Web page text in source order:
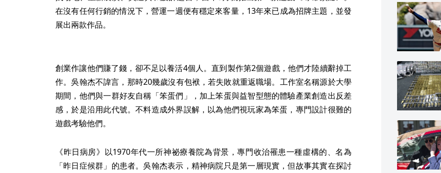
在沒有任何行銷的情況下，營運一週便有穩定來客量，13年來已成為招牌主題，並發
展出兩款作品。
創業作讓他們賺了錢，卻不足以養活4個人。直到製作第2個遊戲，他們才陸續辭掉工
作。吳翰杰不諱言，那時20幾歲沒有包袱，若失敗就重返職場。工作室名稱源於大學
期間，他們與一群好友自稱「笨蛋們」，加上笨蛋與益智型態的體驗產業創造出反差
感，於是沿用此代號。不料造成外界誤解，以為他們視玩家為笨蛋，專門設計很難的
遊戲考驗他們。
《昨日病房》以1970年代一所神祕療養院為背景，專門收治罹患一種虛構的、名為
「昨日症候群」的患者。吳翰杰表示，精神病院只是第一層現實，但故事其實在探討